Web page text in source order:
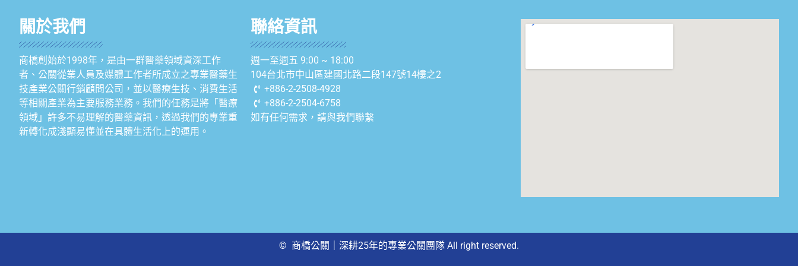
關於我們
商橋創始於1998年，是由一群醫藥領域資深工作
者、公關從業人員及媒體工作者所成立之專業醫藥生
技產業公關行銷顧問公司，並以醫療生技、消費生活
等相關產業為主要服務業務。我們的任務是將「醫療
領域」許多不易理解的醫藥資訊，透過我們的專業重
新轉化成淺顯易懂並在具體生活化上的運用。
聯絡資訊
週一至週五 9:00 ~ 18:00
104台北市中山區建國北路二段147號14樓之2
+886-2-2508-4928
+886-2-2504-6758
如有任何需求，請與我們聯繫
© 商橋公關｜深耕25年的專業公關團隊 All right reserved.